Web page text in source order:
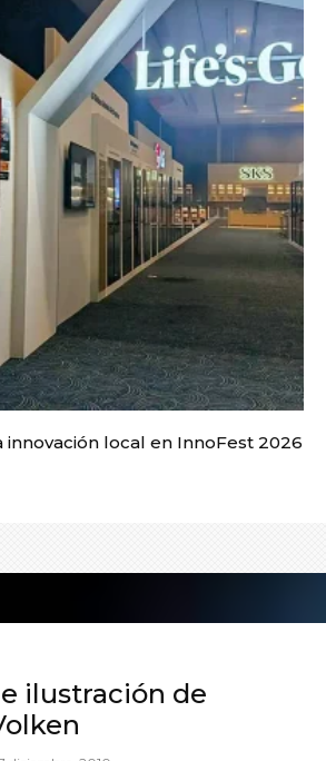
innovación local en InnoFest 2026
ilustración de